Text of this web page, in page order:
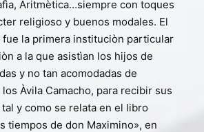
Aritmètica…siempre con toques
religioso y buenos modales. El
fue la primera instituciòn particular
a la que asistìan los hijos de
y no tan acomodadas de
Àvila Camacho, para recibir sus
y como se relata en el libro
tiempos de don Maximino», en